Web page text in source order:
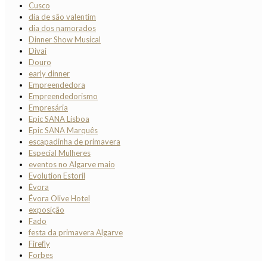
Cusco
dia de são valentim
dia dos namorados
Dinner Show Musical
Divai
Douro
early dinner
Empreendedora
Empreendedorismo
Empresária
Epic SANA Lisboa
Epic SANA Marquês
escapadinha de primavera
Especial Mulheres
eventos no Algarve maio
Evolution Estoril
Évora
Évora Olive Hotel
exposição
Fado
festa da primavera Algarve
Firefly
Forbes